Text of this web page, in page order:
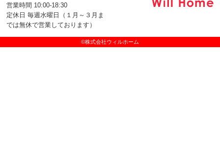
営業時間 10:00-18:30
定休日 毎週水曜日（１月～３月ま
では無休で営業しております）
©株式会社ウィルホーム